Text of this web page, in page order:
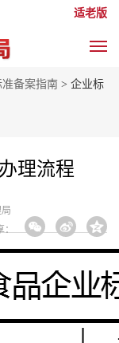
适老版
备案指南 > 企业标
理流程
：